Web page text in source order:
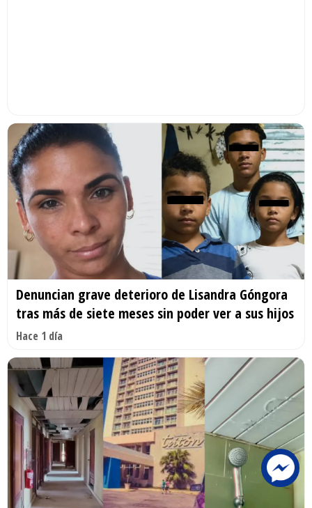
Denuncian grave deterioro de Lisandra Góngora
tras más de siete meses sin poder ver a sus hijos
Hace 1 día